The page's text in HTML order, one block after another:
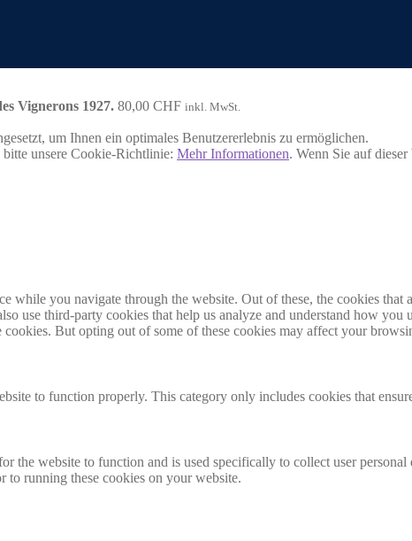
Vignerons 1927. 80,00 CHF inkl. MwSt.
um Ihnen ein optimales Benutzererlebnis zu ermöglichen.
bitte unsere Cookie-Richtlinie: Mehr Informationen. Wenn Sie auf
while you navigate through the website. Out of these, the cookies that
use third-party cookies that help us analyze and understand how
But opting out of some of these cookies may affect your
to function properly. This category only includes cookies that
the website to function and is used specifically to collect user personal
to running these cookies on your website.